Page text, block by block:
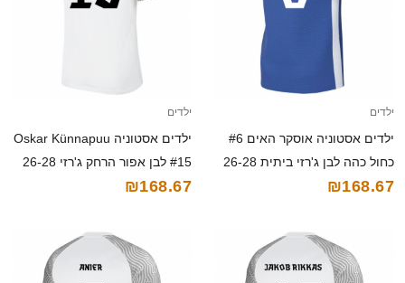
ילדים
ילדים אסטוניה אוסקר האים #6
כחול כהה לבן ג'רזי ביתית 26-28
חולצה קצרה
₪168.67
ילדים
ילדים אסטוניה Oskar Künnapuu
#15 לבן אפור הרחק ג'רזי 26-28
חולצה קצרה
₪168.67